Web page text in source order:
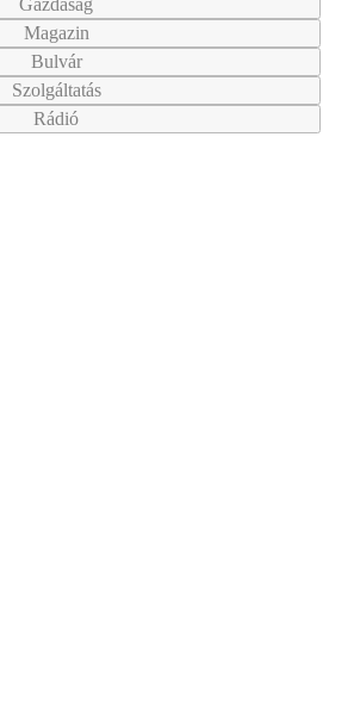
Magazin
Bulvár
Szolgáltatás
Rádió